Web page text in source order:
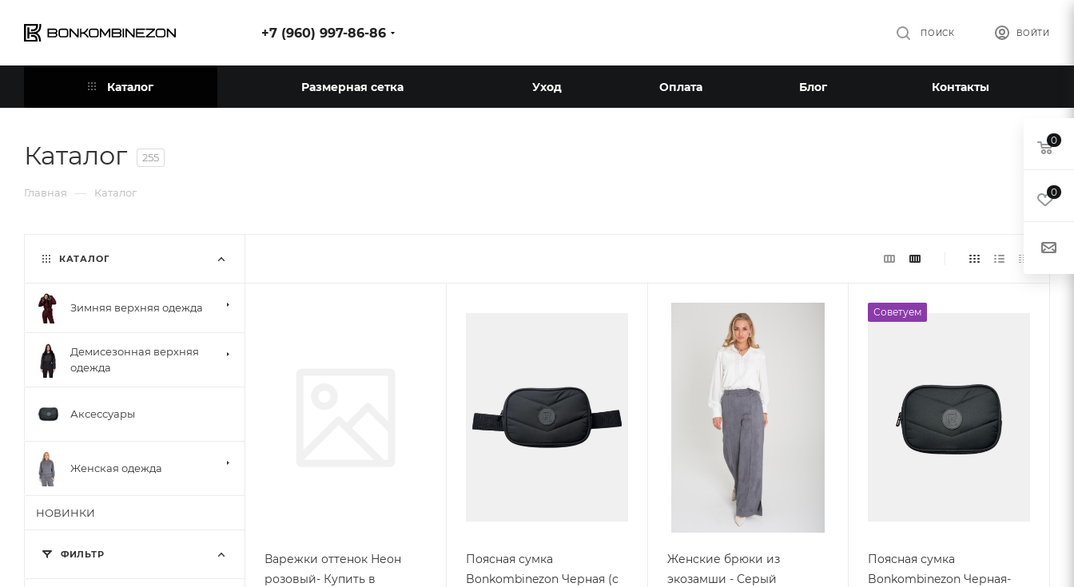
+7 (960) 997-86-86 ВОЙТИ
ПОИСК
Каталог Размерная сетка Уход Оплата Блог Контакты
Каталог 255
Главная — Каталог
Варежки оттенок Неон
розовый- Купить в
Поясная сумка
Bonkombinezon Черная (с
Женские брюки из
экозамши - Серый
Советуем
Поясная сумка
Bonkombinezon Черная-
КАТАЛОГ
Зимняя верхняя одежда
Демисезонная верхняя
одежда
Аксессуары
Женская одежда
НОВИНКИ
ФИЛЬТР
0
0